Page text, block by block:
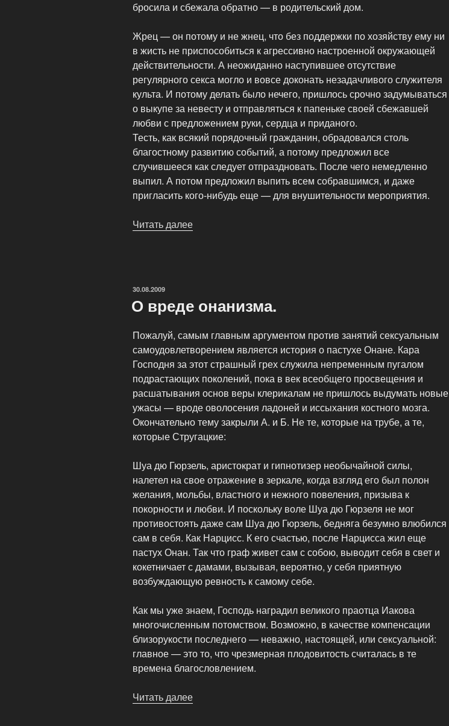
бросила и сбежала обратно — в родительский дом.
Жрец — он потому и не жнец, что без поддержки по хозяйству ему ни
в жисть не приспособиться к агрессивно настроенной окружающей
действительности. А неожиданно наступившее отсутствие
регулярного секса могло и вовсе доконать незадачливого служителя
культа. И потому делать было нечего, пришлось срочно задумываться
о выкупе за невесту и отправляться к папеньке своей сбежавшей
любви с предложением руки, сердца и приданого.
Тесть, как всякий порядочный гражданин, обрадовался столь
благостному развитию событий, а потому предложил все
случившееся как следует отпраздновать. После чего немедленно
выпил. А потом предложил выпить всем собравшимся, и даже
пригласить кого-нибудь еще — для внушительности мероприятия.
Читать далее
ОПУБЛИКОВАНО
30.08.2009
О вреде онанизма.
Пожалуй, самым главным аргументом против занятий сексуальным
самоудовлетворением является история о пастухе Онане. Кара
Господня за этот страшный грех служила непременным пугалом
подрастающих поколений, пока в век всеобщего просвещения и
расшатывания основ веры клерикалам не пришлось выдумать новые
ужасы — вроде оволосения ладоней и иссыхания костного мозга.
Окончательно тему закрыли А. и Б. Не те, которые на трубе, а те,
которые Стругацкие:
Шуа дю Гюрзель, аристократ и гипнотизер необычайной силы,
налетел на свое отражение в зеркале, когда взгляд его был полон
желания, мольбы, властного и нежного повеления, призыва к
покорности и любви. И поскольку воле Шуа дю Гюрзеля не мог
противостоять даже сам Шуа дю Гюрзель, бедняга безумно влюбился
сам в себя. Как Нарцисс. К его счастью, после Нарцисса жил еще
пастух Онан. Так что граф живет сам с собою, выводит себя в свет и
кокетничает с дамами, вызывая, вероятно, у себя приятную
возбуждающую ревность к самому себе.
Как мы уже знаем, Господь наградил великого праотца Иакова
многочисленным потомством. Возможно, в качестве компенсации
близорукости последнего — неважно, настоящей, или сексуальной:
главное — это то, что чрезмерная плодовитость считалась в те
времена благословлением.
Читать далее